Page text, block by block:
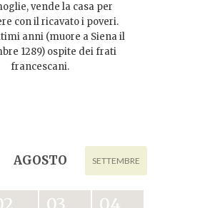
vende la casa per
con il ricavato i poveri.
anni (muore a Siena il
1289) ospite dei frati
francescani.
AGOSTO SETTEMBRE